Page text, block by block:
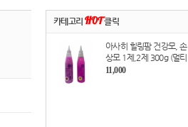
카테고리 HOT클릭
아사히 힐링팜 건강모, 손
상모 1제,2제 300g (멀티
펌제=모든 웨이브펌 가
11,000